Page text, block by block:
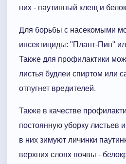
них - паутинный клещ и
Для борьбы с насекомыми
инсектициды: "Плант-Пин"
Также для профилактики
листья будлеи спиртом или
отпугнет вредителей.
Также в качестве
постоянную уборку листьев
в них зимуют личинки
верхних слоях почвы -